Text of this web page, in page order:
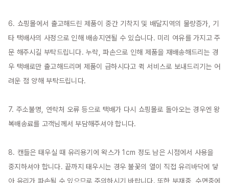
6. 쇼핑몰에서 출고해드린 제품이 중간 기착지 및 배달지역의 물량증가, 기
타 택배사의 사정으로 인해 배송지연될 수 있습니다. 미리 여유를 가지고 주
문 해주시길 부탁드립니다. 누락, 파손으로 인해 제품을 재배송해드리는 경
우 택배로만 출고해드리며 제품이 급하시다고 퀵 서비스로 보내드리기는 어
려운 점 양해 부탁드립니다.
7. 주소불명, 연락처 오류 등으로 택배가 다시 쇼핑몰로 돌아오는 경우엔 왕
복배송료를 고객님께서 부담해주셔야 합니다.
8. 캔들은 태우실 때 유리용기에 왁스가 1cm 정도 남은 시점에서 사용을
중지하셔야 합니다. 끝까지 태우시는 경우 불꽃의 열이 직접 유리바닥에 닿
아 유리가 파손될 수 있으므로 주의하시기 바랍니다. 또한 부재중, 수면중에